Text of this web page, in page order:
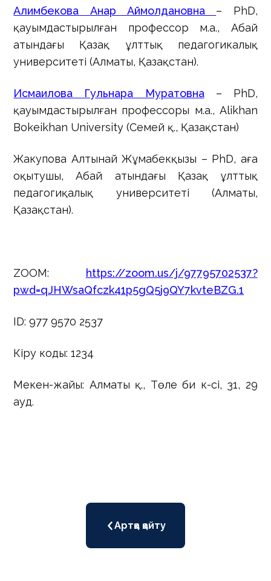
Алимбекова Анар Аймолдановна – PhD,
қауымдастырылған профессор м.а., Абай
атындағы Қазақ ұлттық педагогикалық
университеті (Алматы, Қазақстан).
Исмаилова Гульнара Муратовна – PhD,
қауымдастырылған профессоры м.а., Alikhan
Bokeikhan University (Семей қ., Қазақстан)
Жакупова Алтынай Жұмабекқызы – PhD, аға
оқытушы, Абай атындағы Қазақ ұлттық
педагогиқалық университеті (Алматы,
Қазақстан).
ZOOM: https://zoom.us/j/97795702537?
pwd=qJHWsaQfczk41p5gQ5j9QY7kvteBZG.1
ID: 977 9570 2537
Кіру коды: 1234
Мекен-жайы: Алматы қ., Төле би к-сі, 31, 29
ауд.
Артқа қайту